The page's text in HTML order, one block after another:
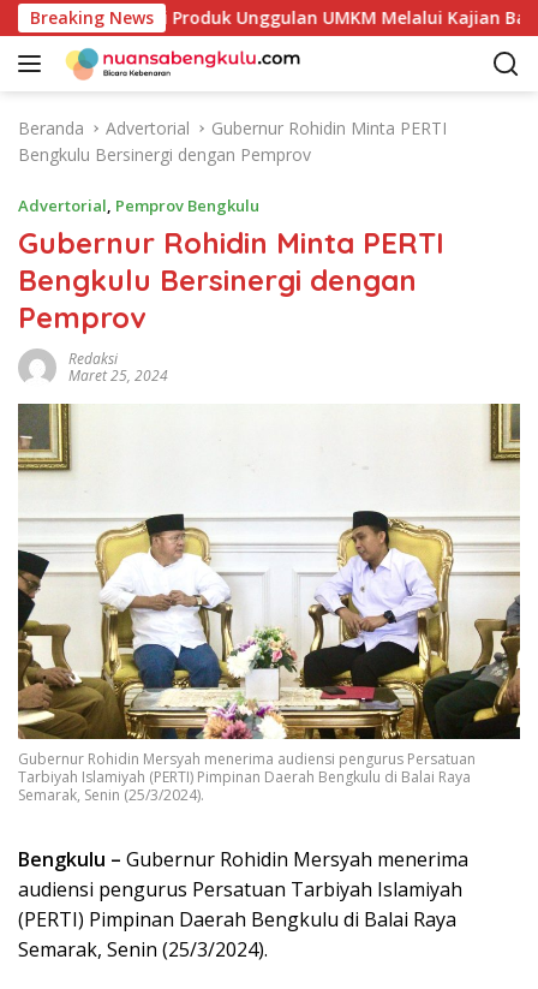
a
Breaking News
Potensi Produk Unggulan UMKM Melalui Kajian Bank
Beranda Advertorial
Gubernur Rohidin Minta PERTI
Bengkulu Bersinergi dengan Pemprov
Advertorial, Pemprov Bengkulu
Gubernur Rohidin Minta PERTI
Bengkulu Bersinergi dengan
Pemprov
Redaksi
Maret 25, 2024
Gubernur Rohidin Mersyah menerima audiensi pengurus Persatuan
Tarbiyah Islamiyah (PERTI) Pimpinan Daerah Bengkulu di Balai Raya
Semarak, Senin (25/3/2024).
Bengkulu – Gubernur Rohidin Mersyah menerima
audiensi pengurus Persatuan Tarbiyah Islamiyah
(PERTI) Pimpinan Daerah Bengkulu di Balai Raya
Semarak, Senin (25/3/2024).